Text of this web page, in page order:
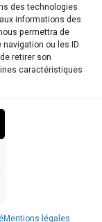
des technologies
informations des
permettra de
ou les ID
retirer son
caractéristiques
Mentions légales
réservés.